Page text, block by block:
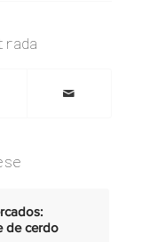
de cerdo